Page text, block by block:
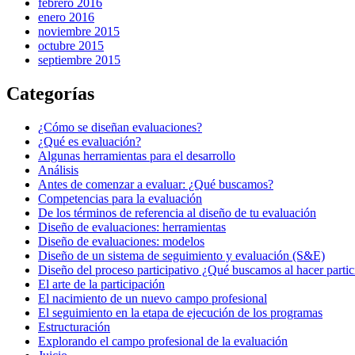
febrero 2016
enero 2016
noviembre 2015
octubre 2015
septiembre 2015
Categorías
¿Cómo se diseñan evaluaciones?
¿Qué es evaluación?
Algunas herramientas para el desarrollo
Análisis
Antes de comenzar a evaluar: ¿Qué buscamos?
Competencias para la evaluación
De los términos de referencia al diseño de tu evaluación
Diseño de evaluaciones: herramientas
Diseño de evaluaciones: modelos
Diseño de un sistema de seguimiento y evaluación (S&E)
Diseño del proceso participativo ¿Qué buscamos al hacer
El arte de la participación
El nacimiento de un nuevo campo profesional
El seguimiento en la etapa de ejecución de los programas
Estructuración
Explorando el campo profesional de la evaluación